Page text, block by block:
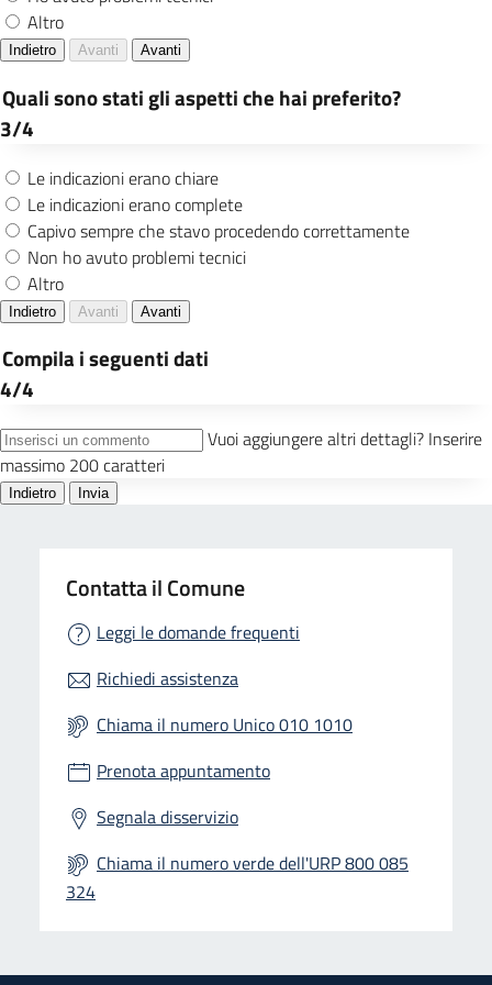
Contatta il Comune
Leggi le domande frequenti
Richiedi assistenza
Chiama il numero Unico 010 1010
Prenota appuntamento
Segnala disservizio
Chiama il numero verde dell'URP 800 085
324